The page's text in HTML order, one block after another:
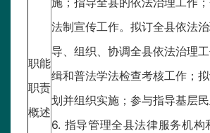
职能
职责
概述
法制宣传工作。拟订全县依法
导、组织、协调全县依法治理
缉和普法学法检查考核工作；
划并组织实施；参与指导基层民
6. 指导管理全县法律服务机